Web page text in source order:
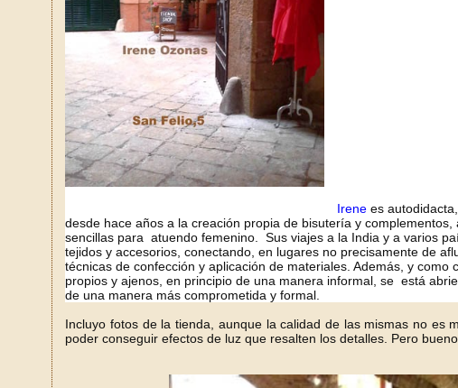
Irene es
desde hace años a la creación propia de bisutería y
sencillas para atuendo femenino. Sus viajes a la India y a varios
tejidos y accesorios, conectando, en lugares no precisamente de
técnicas de confección y aplicación de materiales.Además, y como
propios y ajenos, en principio de una manera informal, se está
de una manera más comprometida y formal.
Incluyo fotos de la tienda, aunque la calidad de las mismas no
poder conseguir efectos de luz que resalten los detalles. Pero